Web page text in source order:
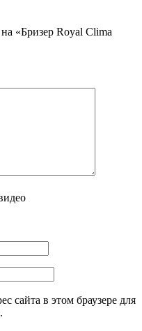
«Бризер Royal Clima
сайта в этом браузере для